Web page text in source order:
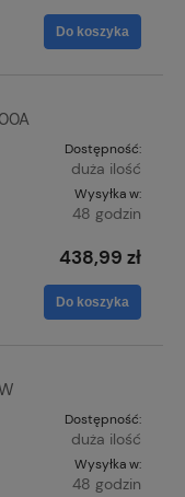
Do koszyka
Dostępność:
duża ilość
Wysyłka w:
48 godzin
438,99 zł
Do koszyka
Dostępność:
duża ilość
Wysyłka w:
48 godzin